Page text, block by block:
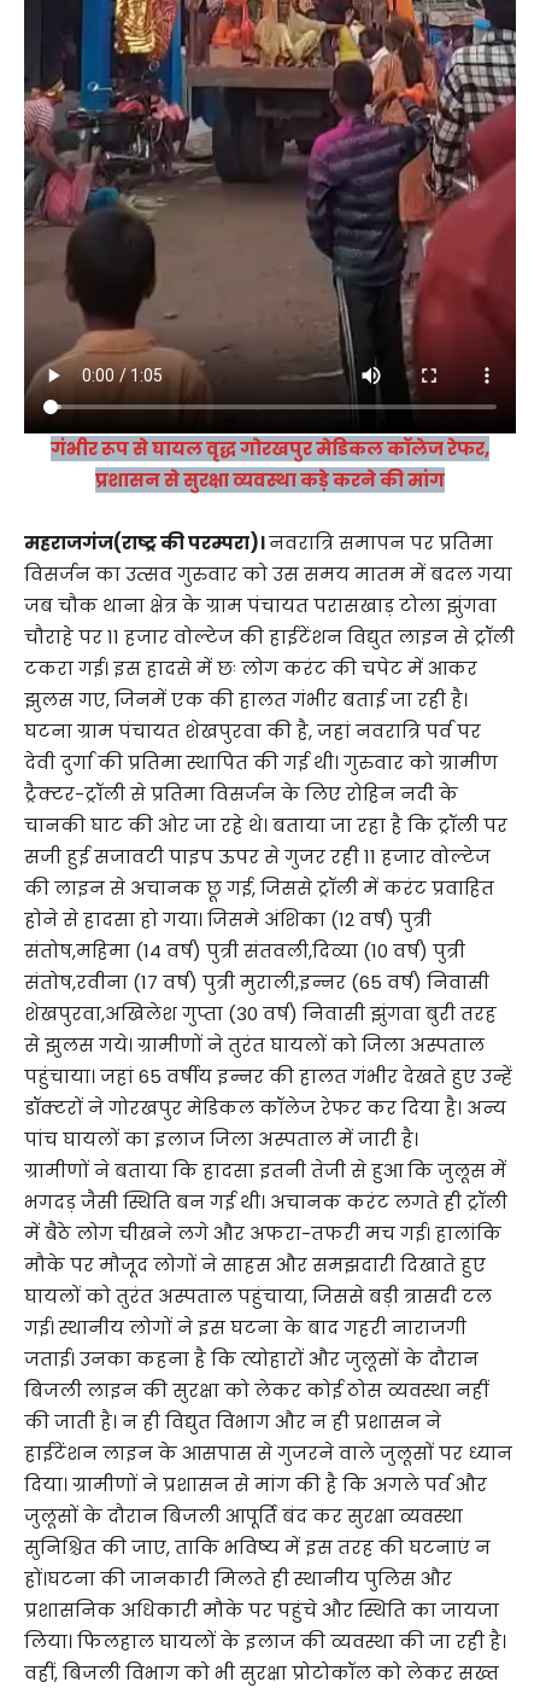
गंभीर रूप से घायल वृद्ध गोरखपुर मेडिकल कॉलेज रेफर,
प्रशासन से सुरक्षा व्यवस्था कड़े करने की मांग
महराजगंज(राष्ट्र की परम्परा)।नवरात्रि समापन पर प्रतिमा
विसर्जन का उत्सव गुरुवार को उस समय मातम में बदल गया
जब चौक थाना क्षेत्र के ग्राम पंचायत परासखाड़ टोला झुंगवा
चौराहे पर 11 हजार वोल्टेज की हाईटेंशन विद्युत लाइन से ट्रॉली
टकरा गई। इस हादसे में छः लोग करंट की चपेट में आकर
झुलस गए, जिनमें एक की हालत गंभीर बताई जा रही है।
घटना ग्राम पंचायत शेखपुरवा की है, जहां नवरात्रि पर्व पर
देवी दुर्गा की प्रतिमा स्थापित की गई थी। गुरुवार को ग्रामीण
ट्रैक्टर-ट्रॉली से प्रतिमा विसर्जन के लिए रोहिन नदी के
चानकी घाट की ओर जा रहे थे। बताया जा रहा है कि ट्रॉली पर
सजी हुई सजावटी पाइप ऊपर से गुजर रही 11 हजार वोल्टेज
की लाइन से अचानक छू गई, जिससे ट्रॉली में करंट प्रवाहित
होने से हादसा हो गया। जिसमे अंशिका (12 वर्ष) पुत्री
संतोष,महिमा (14 वर्ष) पुत्री संतवली,दिव्या (10 वर्ष) पुत्री
संतोष,रवीना (17 वर्ष) पुत्री मुराली,इन्नर (65 वर्ष) निवासी
शेखपुरवा,अखिलेश गुप्ता (30 वर्ष) निवासी झुंगवा बुरी तरह
से झुलस गये। ग्रामीणों ने तुरंत घायलों को जिला अस्पताल
पहुंचाया। जहां 65 वर्षीय इन्नर की हालत गंभीर देखते हुए उन्हें
डॉक्टरों ने गोरखपुर मेडिकल कॉलेज रेफर कर दिया है। अन्य
पांच घायलों का इलाज जिला अस्पताल में जारी है।
ग्रामीणों ने बताया कि हादसा इतनी तेजी से हुआ कि जुलूस में
भगदड़ जैसी स्थिति बन गई थी। अचानक करंट लगते ही ट्रॉली
में बैठे लोग चीखने लगे और अफरा-तफरी मच गई। हालांकि
मौके पर मौजूद लोगों ने साहस और समझदारी दिखाते हुए
घायलों को तुरंत अस्पताल पहुंचाया, जिससे बड़ी त्रासदी टल
गई। स्थानीय लोगों ने इस घटना के बाद गहरी नाराजगी
जताई। उनका कहना है कि त्योहारों और जुलूसों के दौरान
बिजली लाइन की सुरक्षा को लेकर कोई ठोस व्यवस्था नहीं
की जाती है। न ही विद्युत विभाग और न ही प्रशासन ने
हाईटेंशन लाइन के आसपास से गुजरने वाले जुलूसों पर ध्यान
दिया। ग्रामीणों ने प्रशासन से मांग की है कि अगले पर्व और
जुलूसों के दौरान बिजली आपूर्ति बंद कर सुरक्षा व्यवस्था
सुनिश्चित की जाए, ताकि भविष्य में इस तरह की घटनाएं न
हों।घटना की जानकारी मिलते ही स्थानीय पुलिस और
प्रशासनिक अधिकारी मौके पर पहुंचे और स्थिति का जायजा
लिया। फिलहाल घायलों के इलाज की व्यवस्था की जा रही है।
वहीं, बिजली विभाग को भी सुरक्षा प्रोटोकॉल को लेकर सख्त